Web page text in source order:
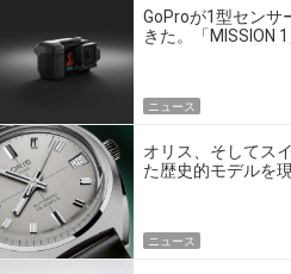
GoProが1型センサ
きた。「MISSION
ニュース
オリス、そしてス
た歴史的モデルを
ニュース